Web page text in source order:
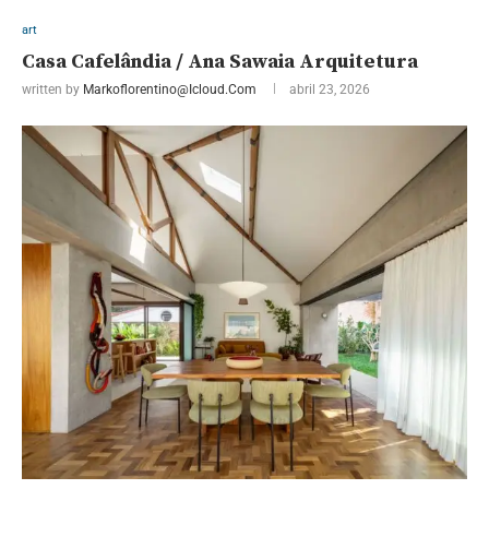
art
Casa Cafelândia / Ana Sawaia Arquitetura
written by Markoflorentino@icloud.com abril 23, 2026